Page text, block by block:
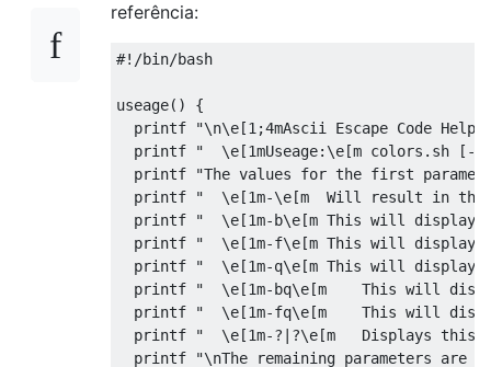
referência:
#!/bin/bash
useage()
{
  printf
"\n\e[1;4mAscii Escape Code
  printf
"  \e[1mUseage:\e[m
  printf
"The values for the first
  printf
"  \e[1m-\e[m  Will result in the
  printf
"  \e[1m-b\e[m This will
  printf
"  \e[1m-f\e[m This will display
  printf
"  \e[1m-q\e[m This will display
  printf
"  \e[1m-bq\e[m    This will
  printf
"  \e[1m-fq\e[m    This will
  printf
"  \e[1m-?|?\e[m   Displays this
  printf
"\nThe remaining parameters